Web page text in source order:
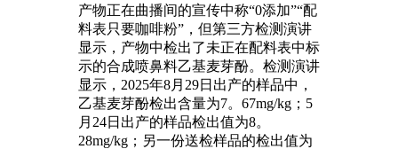
产物正在曲播间的宣传中称“0添加”“配
料表只要咖啡粉”，但第三方检测演讲
显示，产物中检出了未正在配料表中标
示的合成喷鼻料乙基麦芽酚。检测演讲
显示，2025年8月29日出产的样品中，
乙基麦芽酚检出含量为7。67mg/kg；5
月24日出产的样品检出值为8。
28mg/kg；另一份送检样品的检出值为